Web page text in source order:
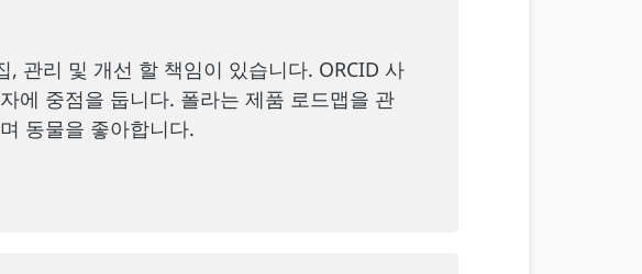
관리 및 개선 할 책임이 있습니다. ORCID 사
에 중점을 둡니다. 폴라는 제품 로드맵을 관
동물을 좋아합니다.